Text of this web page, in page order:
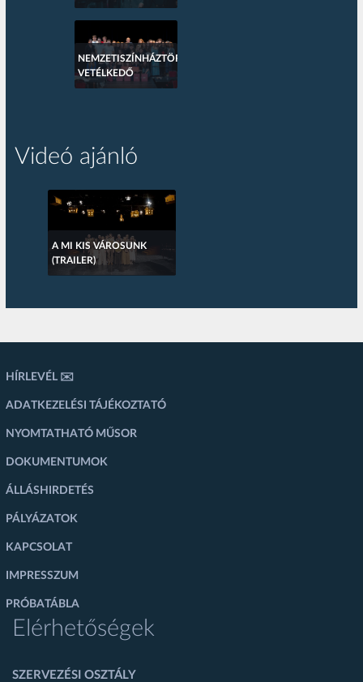
NEMZETISZÍNHÁZTÖRTÉNETI
VETÉLKEDŐ
Videó ajánló
A MI KIS VÁROSUNK
(TRAILER)
HÍRLEVÉL ✉️
ADATKEZELÉSI TÁJÉKOZTATÓ
NYOMTATHATÓ MŰSOR
DOKUMENTUMOK
ÁLLÁSHIRDETÉS
PÁLYÁZATOK
KAPCSOLAT
IMPRESSZUM
PRÓBATÁBLA
Elérhetőségek
SZERVEZÉSI OSZTÁLY